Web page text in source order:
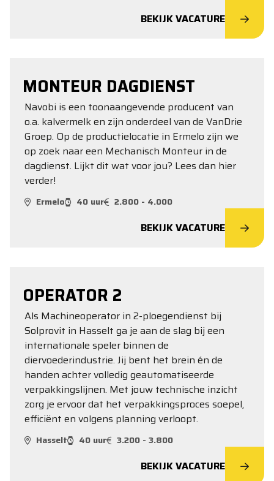
BEKIJK VACATURE
MONTEUR DAGDIENST
Navobi is een toonaangevende producent van
o.a. kalvermelk en zijn onderdeel van de VanDrie
Groep. Op de productielocatie in Ermelo zijn we
op zoek naar een Mechanisch Monteur in de
dagdienst. Lijkt dit wat voor jou? Lees dan hier
verder!
Ermelo 40 uur 2.800 - 4.000
BEKIJK VACATURE
OPERATOR 2
Als Machineoperator in 2-ploegendienst bij
Solprovit in Hasselt ga je aan de slag bij een
internationale speler binnen de
diervoederindustrie. Jij bent het brein én de
handen achter volledig geautomatiseerde
verpakkingslijnen. Met jouw technische inzicht
zorg je ervoor dat het verpakkingsproces soepel,
efficiënt en volgens planning verloopt.
Hasselt 40 uur 3.200 - 3.800
BEKIJK VACATURE